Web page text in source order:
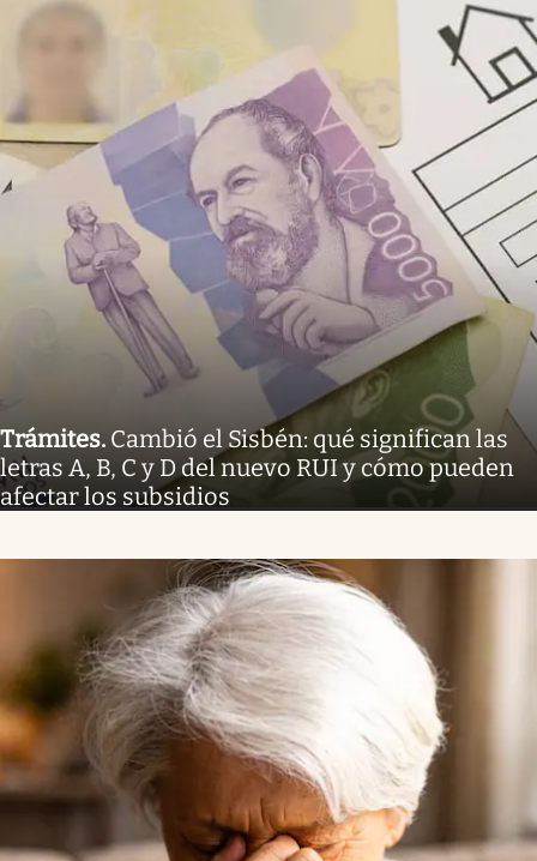
Trámites. Cambió el Sisbén: qué significan las
letras A, B, C y D del nuevo RUI y cómo pueden
afectar los subsidios